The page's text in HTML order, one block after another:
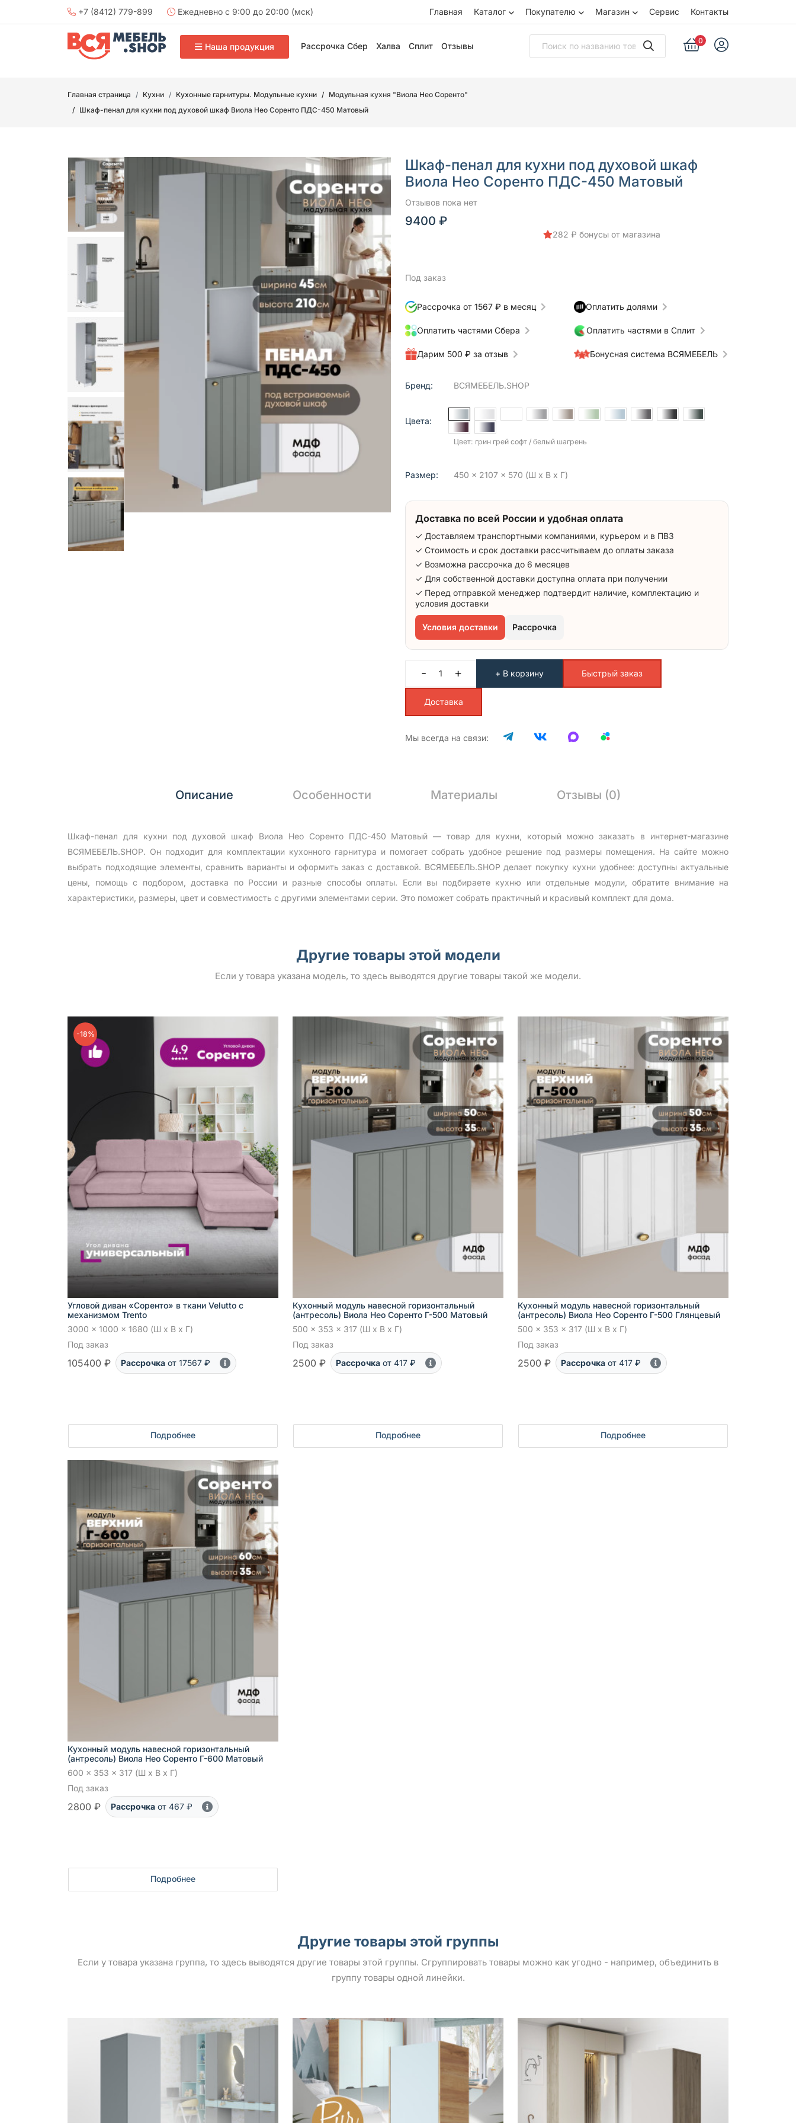
+7 (8412) 779-899 Ежедневно с 9:00 до 20:00 (мск) Главная Каталог Покупателю Магазин Сервис Контакты
Наша продукция Рассрочка Сбер Халва Сплит Отзывы
0
Главная страница Кухни Кухонные гарнитуры. Модульные кухни
Модульная кухня "Виола Нео Соренто"
Шкаф-пенал для кухни под духовой шкаф Виола Нео Соренто ПДС-450 Матовый
Шкаф-пенал для кухни под духовой шкаф
Виола Нео Соренто ПДС-450 Матовый
Отзывов пока нет
9400 ₽
282 ₽ бонусы от магазина
Под заказ
Рассрочка от 1567 ₽ в месяц Оплатить долями
Оплатить частями Сбера Оплатить частями в Сплит
Дарим 500 ₽ за отзыв Бонусная система ВСЯМЕБЕЛЬ
Бренд: ВСЯМЕБЕЛЬ.SHOP
Цвета:
Цвет: грин грей софт / белый шагрень
Размер: 450 x 2107 x 570 (Ш x В x Г)
Доставка по всей России и удобная оплата
✓ Доставляем транспортными компаниями, курьером и в ПВЗ
✓ Стоимость и срок доставки рассчитываем до оплаты заказа
✓ Возможна рассрочка до 6 месяцев
✓ Для собственной доставки доступна оплата при получении
✓ Перед отправкой менеджер подтвердит наличие, комплектацию и
условия доставки
Условия доставки Рассрочка
- + + В корзину Быстрый заказ
Доставка
Мы всегда на связи:
Описание Особенности Материалы Отзывы (0)
Шкаф-пенал для кухни под духовой шкаф Виола Нео Соренто ПДС-450 Матовый — товар для кухни, который можно заказать в интернет-магазине
ВСЯМЕБЕЛЬ.SHOP. Он подходит для комплектации кухонного гарнитура и помогает собрать удобное решение под размеры помещения. На сайте можно
выбрать подходящие элементы, сравнить варианты и оформить заказ с доставкой. ВСЯМЕБЕЛЬ.SHOP делает покупку кухни удобнее: доступны актуальные
цены, помощь с подбором, доставка по России и разные способы оплаты. Если вы подбираете кухню или отдельные модули, обратите внимание на
характеристики, размеры, цвет и совместимость с другими элементами серии. Это поможет собрать практичный и красивый комплект для дома.
Другие товары этой модели
Если у товара указана модель, то здесь выводятся другие товары такой же модели.
-18%
Угловой диван «Соренто» в ткани Velutto с
механизмом Trento
3000 x 1000 x 1680 (Ш x В x Г)
Под заказ
105400 ₽ Рассрочка от 17567 ₽
Подробнее
Кухонный модуль навесной горизонтальный
(антресоль) Виола Нео Соренто Г-500 Матовый
500 x 353 x 317 (Ш x В x Г)
Под заказ
2500 ₽ Рассрочка от 417 ₽
Подробнее
Кухонный модуль навесной горизонтальный
(антресоль) Виола Нео Соренто Г-500 Глянцевый
500 x 353 x 317 (Ш x В x Г)
Под заказ
2500 ₽ Рассрочка от 417 ₽
Подробнее
Кухонный модуль навесной горизонтальный
(антресоль) Виола Нео Соренто Г-600 Матовый
600 x 353 x 317 (Ш x В x Г)
Под заказ
2800 ₽ Рассрочка от 467 ₽
Подробнее
Другие товары этой группы
Если у товара указана группа, то здесь выводятся другие товары этой группы. Сгруппировать товары можно как угодно - например, объединить в
группу товары одной линейки.